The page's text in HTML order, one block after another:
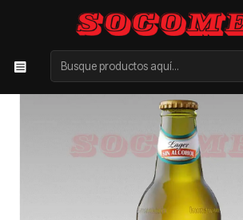
Inicio Categorías
Botellín Cerveza Kunstmann Sin